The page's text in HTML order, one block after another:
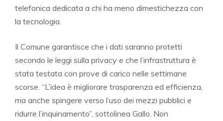
telefonica dedicata a chi ha meno dimestichezza con
la tecnologia.
Il Comune garantisce che i dati saranno protetti
secondo le leggi sulla privacy e che l’infrastruttura è
stata testata con prove di carico nelle settimane
scorse. “L’idea è migliorare trasparenza ed efficienza,
ma anche spingere verso l’uso dei mezzi pubblici e
ridurre l’inquinamento”, sottolinea Gallo. Non